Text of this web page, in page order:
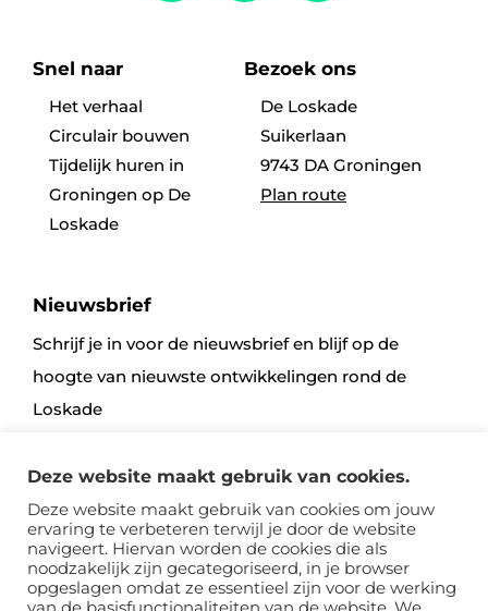
Snel naar
Het verhaal
Circulair bouwen
Tijdelijk huren in
Groningen op De
Loskade
Bezoek ons
De Loskade
Suikerlaan
9743 DA Groningen
Plan route
Nieuwsbrief
Schrijf je in voor de nieuwsbrief en blijf op de
hoogte van nieuwste ontwikkelingen rond de
Loskade
Aanmelden
Deze website maakt gebruik van cookies.
Deze website maakt gebruik van cookies om jouw
ervaring te verbeteren terwijl je door de website
navigeert. Hiervan worden de cookies die als
noodzakelijk zijn gecategoriseerd, in je browser
opgeslagen omdat ze essentieel zijn voor de werking